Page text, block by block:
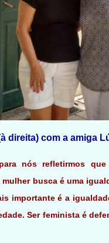
direita) com a amiga
nós refletirmos que
busca é uma
importante é a
Ser feminista é